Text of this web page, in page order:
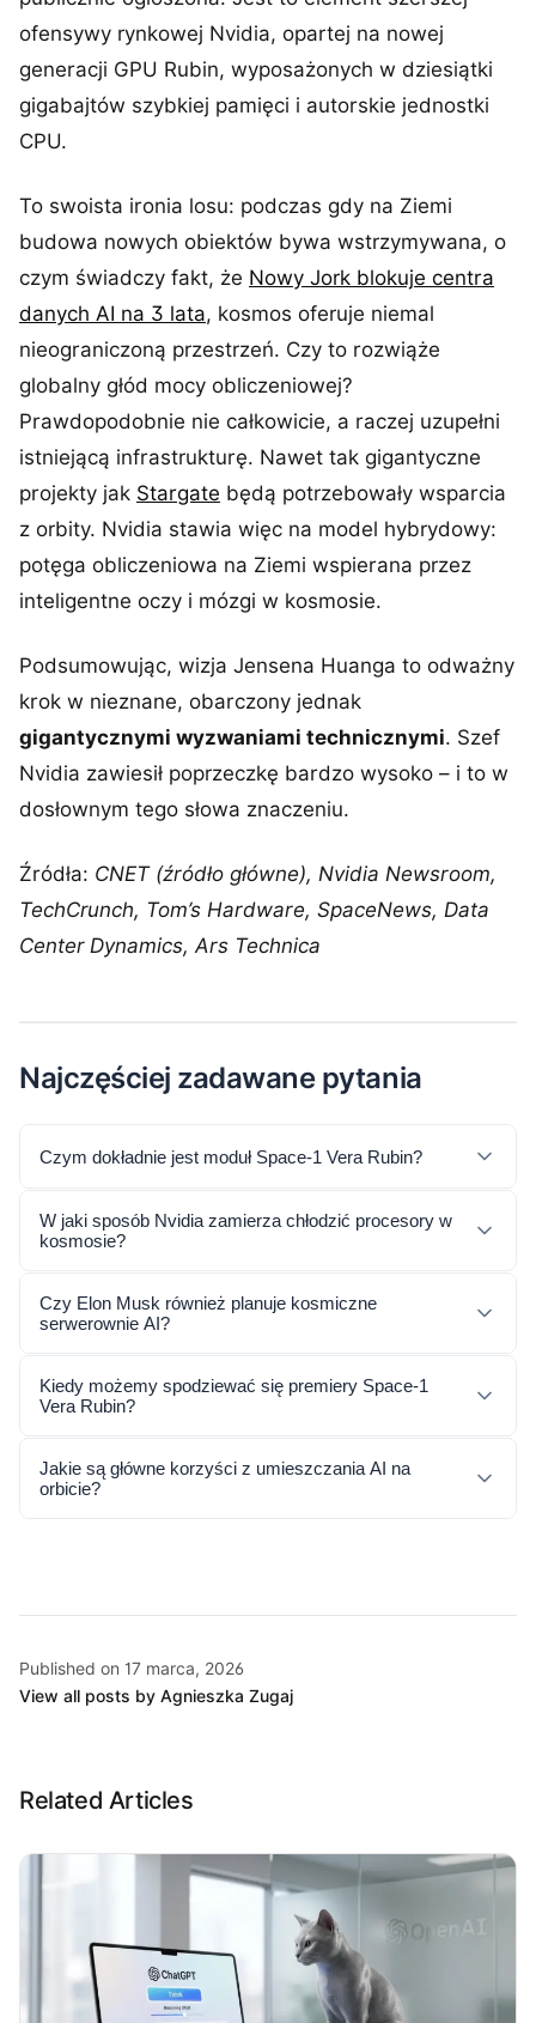
ofensywy rynkowej Nvidia, opartej na nowej
generacji GPU Rubin, wyposażonych w dziesiątki
gigabajtów szybkiej pamięci i autorskie jednostki
CPU.
To swoista ironia losu: podczas gdy na Ziemi
budowa nowych obiektów bywa wstrzymywana, o
czym świadczy fakt, że Nowy Jork blokuje centra
danych AI na 3 lata, kosmos oferuje niemal
nieograniczoną przestrzeń. Czy to rozwiąże
globalny głód mocy obliczeniowej?
Prawdopodobnie nie całkowicie, a raczej uzupełni
istniejącą infrastrukturę. Nawet tak gigantyczne
projekty jak Stargate będą potrzebowały wsparcia
z orbity. Nvidia stawia więc na model hybrydowy:
potęga obliczeniowa na Ziemi wspierana przez
inteligentne oczy i mózgi w kosmosie.
Podsumowując, wizja Jensena Huanga to odważny
krok w nieznane, obarczony jednak
gigantycznymi wyzwaniami technicznymi. Szef
Nvidia zawiesił poprzeczkę bardzo wysoko – i to w
dosłownym tego słowa znaczeniu.
Źródła: CNET (źródło główne), Nvidia Newsroom,
TechCrunch, Tom’s Hardware, SpaceNews, Data
Center Dynamics, Ars Technica
Najczęściej zadawane pytania
Czym dokładnie jest moduł Space-1 Vera Rubin?
W jaki sposób Nvidia zamierza chłodzić procesory w
kosmosie?
Czy Elon Musk również planuje kosmiczne
serwerownie AI?
Kiedy możemy spodziewać się premiery Space-1
Vera Rubin?
Jakie są główne korzyści z umieszczania AI na
orbicie?
Published on 17 marca, 2026
View all posts by Agnieszka Zugaj
Related Articles